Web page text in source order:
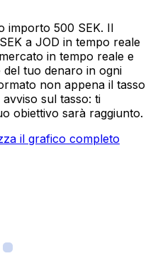
importo 500 SEK. Il
a JOD in tempo reale
in tempo reale e
tuo denaro in ogni
non appena il tasso
sul tasso: ti
obiettivo sarà raggiunto.
il grafico completo